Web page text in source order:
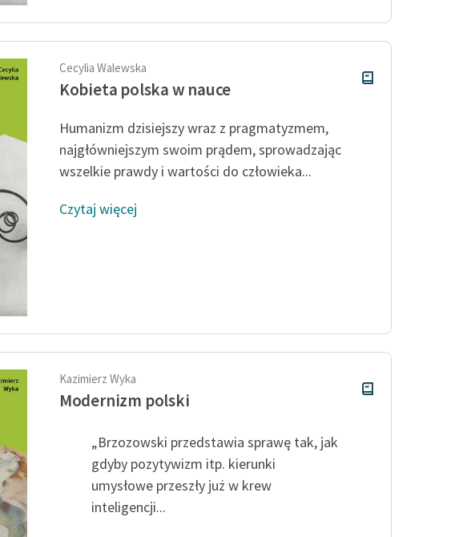
Cecylia Walewska
Kobieta polska w nauce
Humanizm dzisiejszy wraz z pragmatyzmem,
najgłówniejszym swoim prądem, sprowadzając
wszelkie prawdy i wartości do człowieka...
Czytaj więcej
Kazimierz Wyka
Modernizm polski
„Brzozowski przedstawia sprawę tak, jak
gdyby pozytywizm itp. kierunki
umysłowe przeszły już w krew
inteligencji...